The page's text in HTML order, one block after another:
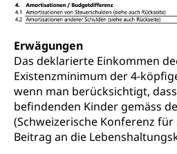
Erwägungen
Das deklarierte Einkommen
Existenzminimum der 4-
wenn man berücksichtigt,
befindenden Kinder gemäss
(Schweizerische Konferenz für
Beitrag an die